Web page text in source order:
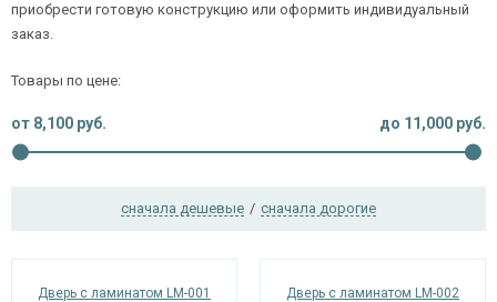
Покупателям
О компании
+7 (495) 409-24-70
приобрести готовую конструкцию или оформить индивидуальный
заказ.
Товары по цене:
от 8,100 руб. до 11,000 руб.
сначала дешевые / сначала дорогие
Дверь с ламинатом LM-001 Дверь с ламинатом LM-002